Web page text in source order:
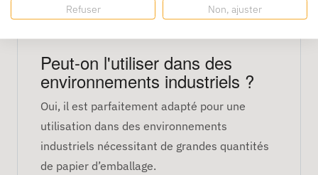
adapté pour emballer des produits lourds tout
Peut-on l'utiliser dans des
environnements industriels ?
Oui, il est parfaitement adapté pour une
utilisation dans des environnements
industriels nécessitant de grandes quantités
de papier d’emballage.
Refuser Non, ajuster